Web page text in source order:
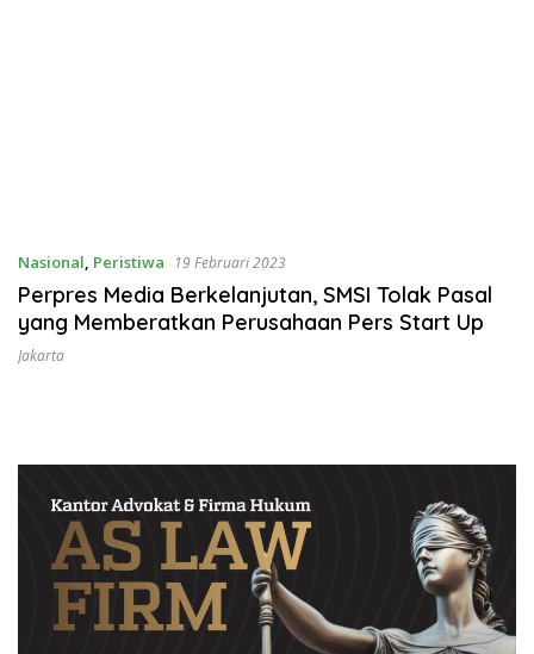
Nasional, Peristiwa 19 Februari 2023
Perpres Media Berkelanjutan, SMSI Tolak Pasal
yang Memberatkan Perusahaan Pers Start Up
Jakarta